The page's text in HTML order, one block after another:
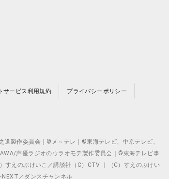
サービス利用規約 プライバシーポリシー
製作委員会｜©メ～テレ｜©東海テレビ、中京テレビ、
声優ラジオのウラオモテ製作委員会｜©東海テレビ事
えのぶけいこ／講談社（C）CTV ｜（C）すえのぶけい
／ダンスチャンネル